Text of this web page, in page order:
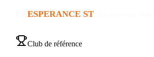
ESPERANCE ST
Club de référence